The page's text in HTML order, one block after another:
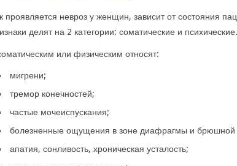
проявляется невроз у женщин, зависит от состояния
делят на 2 категории: соматические и психические.
или физическим относят:
мигрени;
тремор конечностей;
частые мочеиспускания;
болезненные ощущения в зоне диафрагмы и брюшной
апатия, сонливость, хроническая усталость;